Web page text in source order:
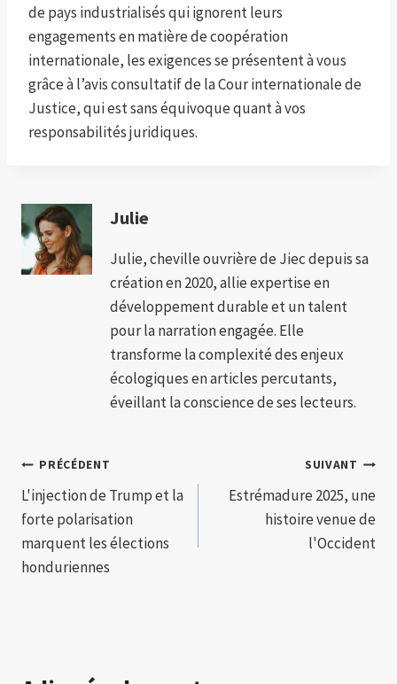
de pays industrialisés qui ignorent leurs
engagements en matière de coopération
internationale, les exigences se présentent à vous
grâce à l’avis consultatif de la Cour internationale de
Justice, qui est sans équivoque quant à vos
responsabilités juridiques.
Julie
Julie, cheville ouvrière de Jiec depuis sa
création en 2020, allie expertise en
développement durable et un talent
pour la narration engagée. Elle
transforme la complexité des enjeux
écologiques en articles percutants,
éveillant la conscience de ses lecteurs.
Navigation
de
l’article
PRÉCÉDENT
L'injection de Trump et la
forte polarisation
marquent les élections
honduriennes
SUIVANT
Estrémadure 2025, une
histoire venue de
l'Occident